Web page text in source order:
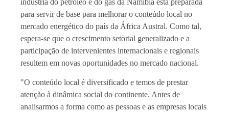
para servir de base para melhorar o conteúdo local no
mercado energético do país da África Austral. Como tal,
espera-se que o crescimento setorial generalizado e a
participação de intervenientes internacionais e regionais
resultem em novas oportunidades no mercado nacional.
"O conteúdo local é diversificado e temos de prestar
atenção à dinâmica social do continente. Antes de
analisarmos a forma como as pessoas e as empresas locais